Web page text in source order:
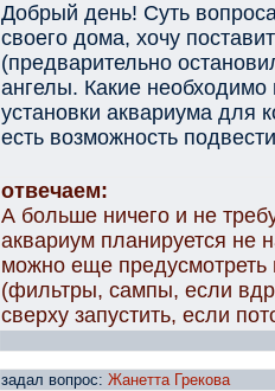
Добрый день! Суть
своего дома, хочу
(предварительно
ангелы. Какие необходимо
установки аквариума для
есть возможность
отвечаем:
А больше ничего и не
аквариум планируется не
можно еще
(фильтры, сампы, если
сверху запустить, если
задал вопрос: Жанетта Грекова